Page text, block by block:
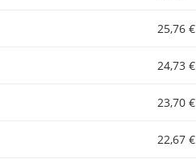
25,76 €
24,73 €
23,70 €
22,67 €